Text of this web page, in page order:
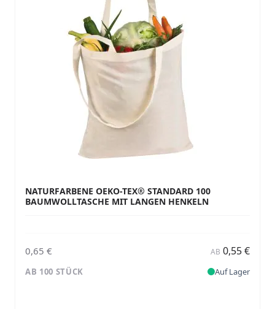
NATURFARBENE OEKO-TEX® STANDARD 100
BAUMWOLLTASCHE MIT LANGEN HENKELN
0,65 € AB 0,55 €
AB 100 STÜCK Auf Lager